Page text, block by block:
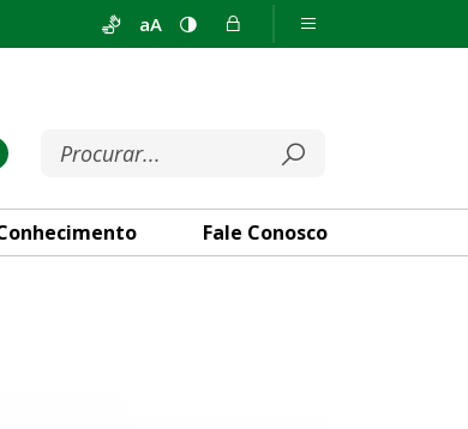
aA
Fale Conosco